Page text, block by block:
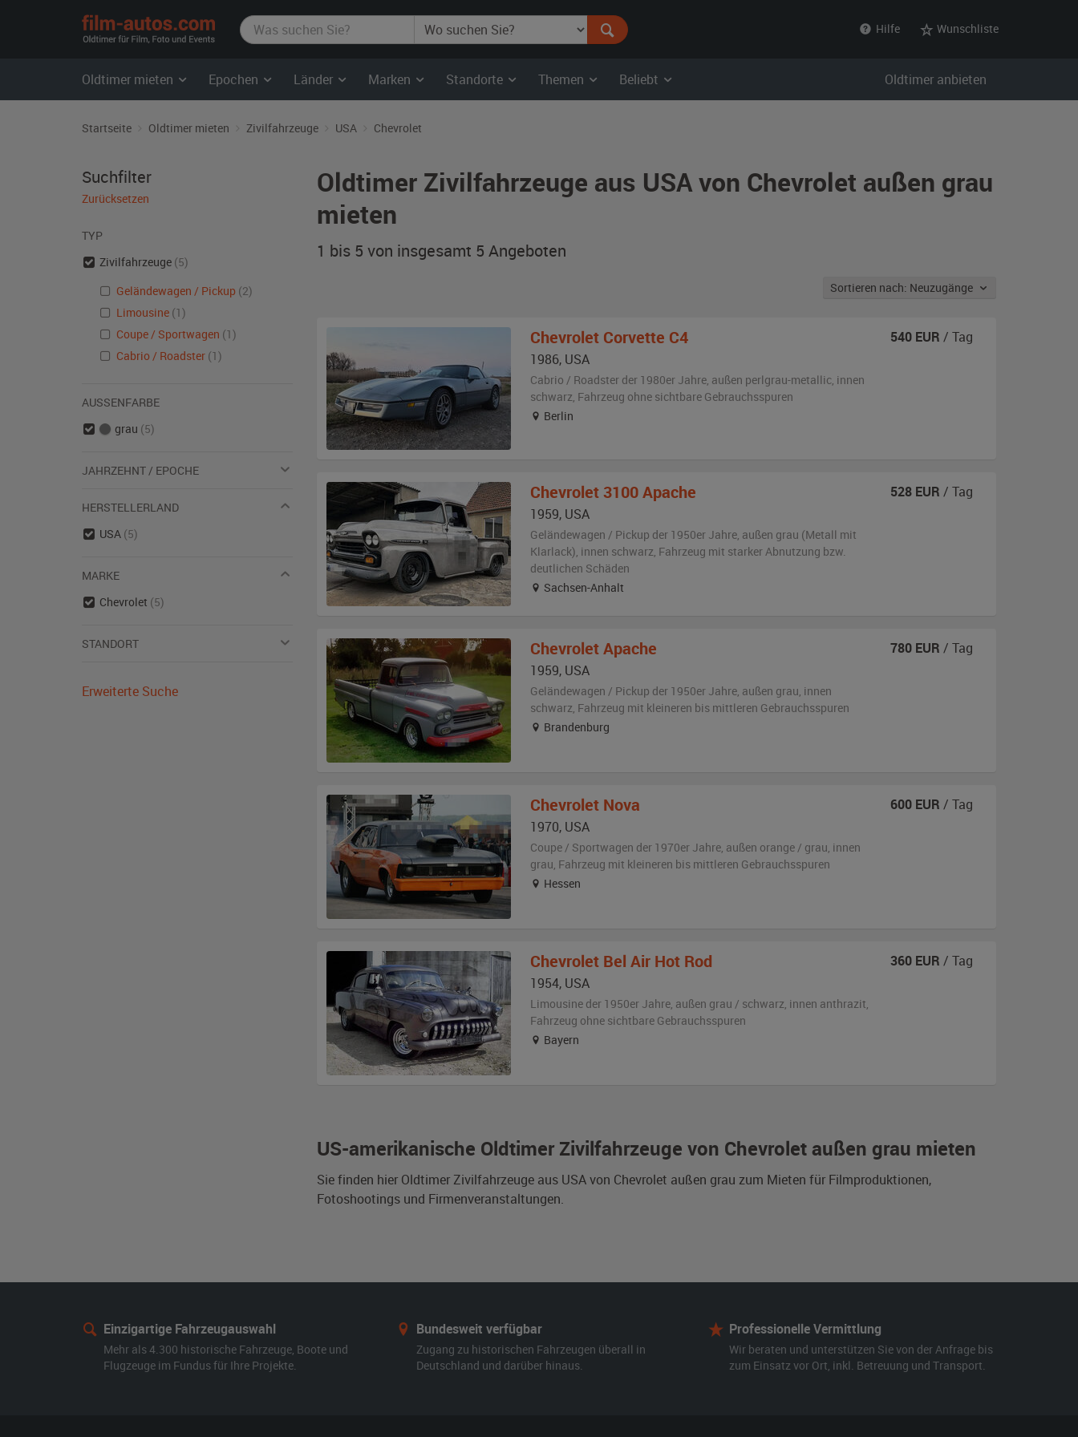
film-
autos.com
Hilfe Wunschliste
Oldtimer mieten Epochen Länder Marken Standorte Themen Beliebt Oldtimer anbieten
Startseite Oldtimer mieten Zivilfahrzeuge USA Chevrolet
Oldtimer Zivilfahrzeuge aus USA von Chevrolet außen grau
mieten
1 bis 5 von insgesamt 5 Angeboten
Sortieren nach: Neuzugänge
US-amerikanische Oldtimer Zivilfahrzeuge von Chevrolet außen grau mieten
Sie finden hier Oldtimer Zivilfahrzeuge aus USA von Chevrolet außen grau zum Mieten für Filmproduktionen,
Fotoshootings und Firmenveranstaltungen.
Chevrolet Corvette C4
1986, USA
Cabrio / Roadster der 1980er Jahre, außen perlgrau-metallic, innen
schwarz, Fahrzeug ohne sichtbare Gebrauchsspuren
Berlin
540 EUR / Tag
Chevrolet 3100 Apache
1959, USA
Geländewagen / Pickup der 1950er Jahre, außen grau (Metall mit
Klarlack), innen schwarz, Fahrzeug mit starker Abnutzung bzw.
deutlichen Schäden
Sachsen-Anhalt
528 EUR / Tag
Chevrolet Apache
1959, USA
Geländewagen / Pickup der 1950er Jahre, außen grau, innen
schwarz, Fahrzeug mit kleineren bis mittleren Gebrauchsspuren
Brandenburg
780 EUR / Tag
Chevrolet Nova
1970, USA
Coupe / Sportwagen der 1970er Jahre, außen orange / grau, innen
grau, Fahrzeug mit kleineren bis mittleren Gebrauchsspuren
Hessen
600 EUR / Tag
Chevrolet Bel Air Hot Rod
1954, USA
Limousine der 1950er Jahre, außen grau / schwarz, innen anthrazit,
Fahrzeug ohne sichtbare Gebrauchsspuren
Bayern
360 EUR / Tag
Suchfilter
Zurücksetzen
TYP
Zivilfahrzeuge (5)
Geländewagen / Pickup (2)
Limousine (1)
Coupe / Sportwagen (1)
Cabrio / Roadster (1)
AUSSENFARBE
grau (5)
JAHRZEHNT / EPOCHE
HERSTELLERLAND
USA (5)
MARKE
Chevrolet (5)
STANDORT
Erweiterte Suche
Einzigartige Fahrzeugauswahl
Mehr als 4.300 historische Fahrzeuge, Boote und
Flugzeuge im Fundus für Ihre Projekte.
Bundesweit verfügbar
Zugang zu historischen Fahrzeugen überall in
Deutschland und darüber hinaus.
Professionelle Vermittlung
Wir beraten und unterstützen Sie von der Anfrage bis
zum Einsatz vor Ort, inkl. Betreuung und Transport.